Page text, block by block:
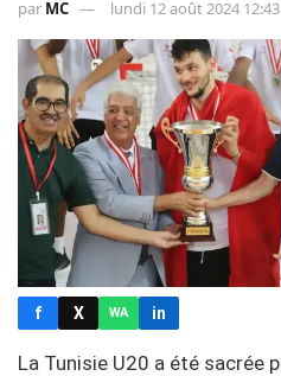
par MC lundi 12 août 2024 12:43
f X WA in
La Tunisie U20 a été sacrée